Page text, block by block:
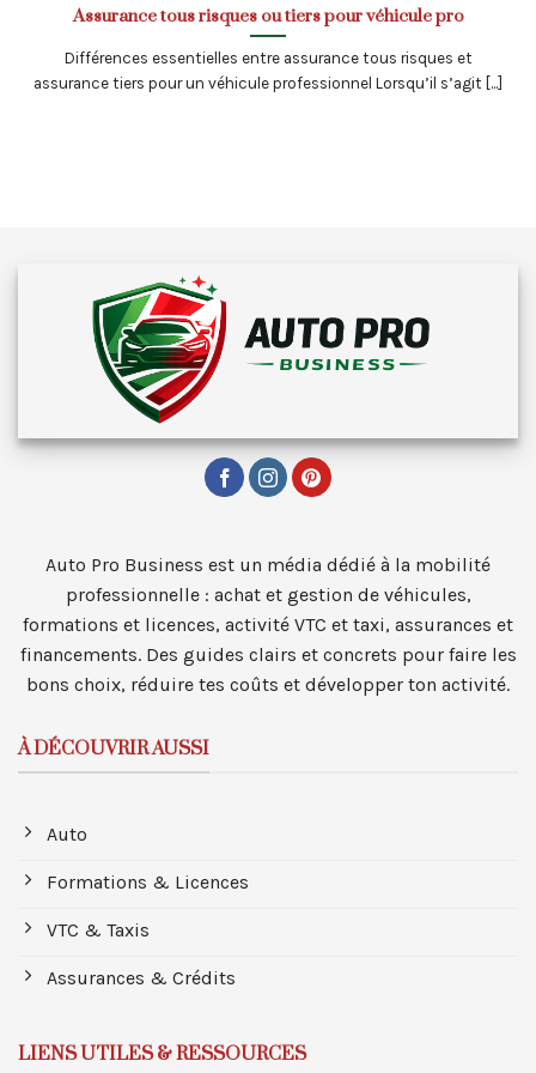
Assurance tous risques ou tiers pour véhicule pro
Différences essentielles entre assurance tous risques et
assurance tiers pour un véhicule professionnel Lorsqu’il s’agit [...]
Auto Pro Business est un média dédié à la mobilité
professionnelle : achat et gestion de véhicules,
formations et licences, activité VTC et taxi, assurances et
financements. Des guides clairs et concrets pour faire les
bons choix, réduire tes coûts et développer ton activité.
À DÉCOUVRIR AUSSI
Auto
Formations & Licences
VTC & Taxis
Assurances & Crédits
LIENS UTILES & RESSOURCES